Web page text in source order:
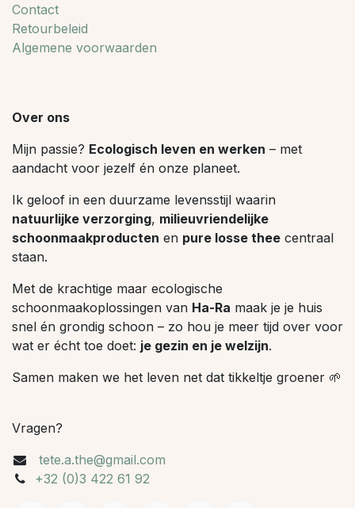
Contact
Retourbeleid
Algemene voorwaarden
Over ons
Mijn passie? Ecologisch leven en werken – met
aandacht voor jezelf én onze planeet.
Ik geloof in een duurzame levensstijl waarin
natuurlijke verzorging, milieuvriendelijke
schoonmaakproducten en pure losse thee centraal
staan.
Met de krachtige maar ecologische
schoonmaakoplossingen van Ha-Ra maak je je huis
snel én grondig schoon – zo hou je meer tijd over voor
wat er écht toe doet: je gezin en je welzijn.
Samen maken we het leven net dat tikkeltje groener 🌱
Vragen?
tete.a.the@gmail.com
+32 (0)3 422 61 92